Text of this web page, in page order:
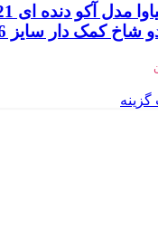
کمک دار سایز 26
گزینه